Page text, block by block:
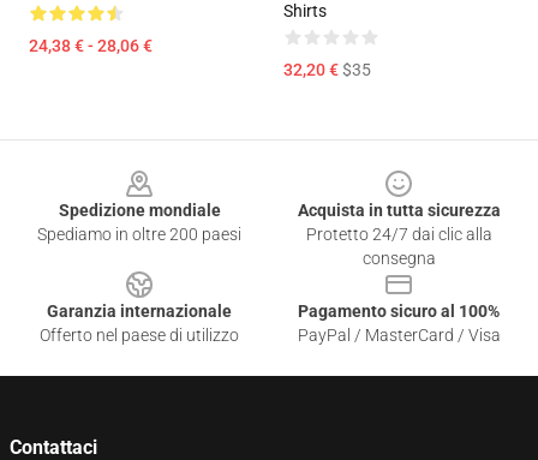
24,38 € - 28,06 €
Shirts
32,20 €$35
Spedizione mondiale
Spediamo in oltre 200 paesi
Acquista in tutta sicurezza
Protetto 24/7 dai clic alla
consegna
Garanzia internazionale
Offerto nel paese di utilizzo
Pagamento sicuro al 100%
PayPal / MasterCard / Visa
Contattaci